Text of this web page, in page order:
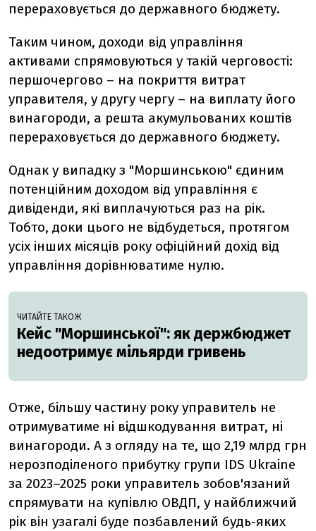
перераховується до державного бюджету.
Таким чином, доходи від управління
активами спрямовуються у такій черговості:
першочергово – на покриття витрат
управителя, у другу чергу – на виплату його
винагороди, а решта акумульованих коштів
перераховується до державного бюджету.
Однак у випадку з "Моршинською" єдиним
потенційним доходом від управління є
дивіденди, які виплачуються раз на рік.
Тобто, доки цього не відбудеться, протягом
усіх інших місяців року офіційний дохід від
управління дорівнюватиме нулю.
ЧИТАЙТЕ ТАКОЖ
Кейс "Моршинської": як держбюджет
недоотримує мільярди гривень
Отже, більшу частину року управитель не
отримуватиме ні відшкодування витрат, ні
винагороди. А з огляду на те, що 2,19 млрд грн
нерозподіленого прибутку групи IDS Ukraine
за 2023–2025 роки управитель зобов'язаний
спрямувати на купівлю ОВДП, у найближчий
рік він узагалі буде позбавлений будь-яких